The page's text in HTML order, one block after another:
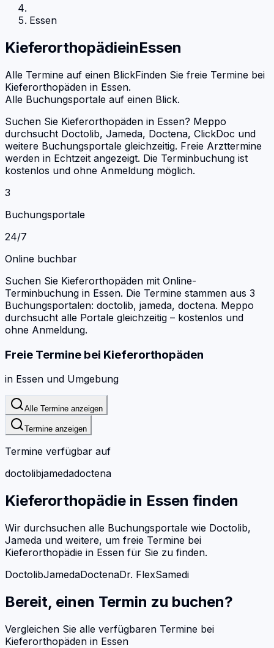
Essen
KieferorthopädieinEssen
Alle Termine auf einen BlickFinden Sie freie Termine bei
Kieferorthopäden in Essen.
Alle Buchungsportale auf einen Blick.
Suchen Sie Kieferorthopäden in Essen? Meppo
durchsucht Doctolib, Jameda, Doctena, ClickDoc und
weitere Buchungsportale gleichzeitig. Freie Arzttermine
werden in Echtzeit angezeigt. Die Terminbuchung ist
kostenlos und ohne Anmeldung möglich.
3
Buchungsportale
24/7
Online buchbar
Suchen Sie Kieferorthopäden mit Online-
Terminbuchung in Essen. Die Termine stammen aus 3
Buchungsportalen: doctolib, jameda, doctena. Meppo
durchsucht alle Portale gleichzeitig – kostenlos und
ohne Anmeldung.
Freie Termine bei Kieferorthopäden
in Essen und Umgebung
Alle Termine anzeigen
Termine anzeigen
Termine verfügbar auf
doctolibjamedadoctena
Kieferorthopädie in Essen finden
Wir durchsuchen alle Buchungsportale wie Doctolib,
Jameda und weitere, um freie Termine bei
Kieferorthopädie in Essen für Sie zu finden.
DoctolibJamedaDoctenaDr. FlexSamedi
Bereit, einen Termin zu buchen?
Vergleichen Sie alle verfügbaren Termine bei
Kieferorthopäden in Essen